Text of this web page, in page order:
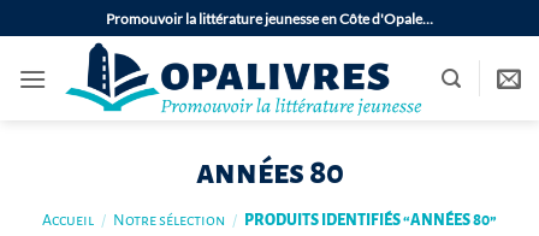
au
contenu
Promouvoir la littérature jeunesse en Côte d'Opale…
années 80
Accueil / Notre sélection / PRODUITS IDENTIFIÉS “ANNÉES 80”